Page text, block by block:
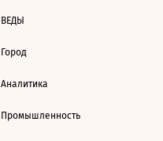
ВЕДЫ
Город
Аналитика
Промышленность